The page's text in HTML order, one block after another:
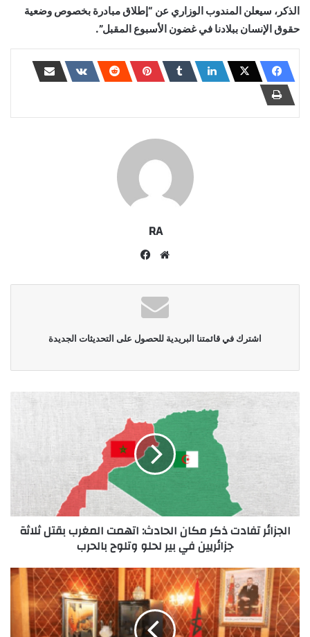
الذكر، سيعلن المندوب الوزاري عن “إطلاق مبادرة بخصوص وضعية
حقوق الإنسان ببلادنا في غضون الأسبوع المقبل”.
RA
موقع
اشترك في قائمتنا البريدية للحصول على التحديثات الجديدة
الجزائر تفادت ذكر مكان الحادث: اتهمت المغرب بقتل ثلاثة
جزائريين في بير لحلو وتلوح بالحرب